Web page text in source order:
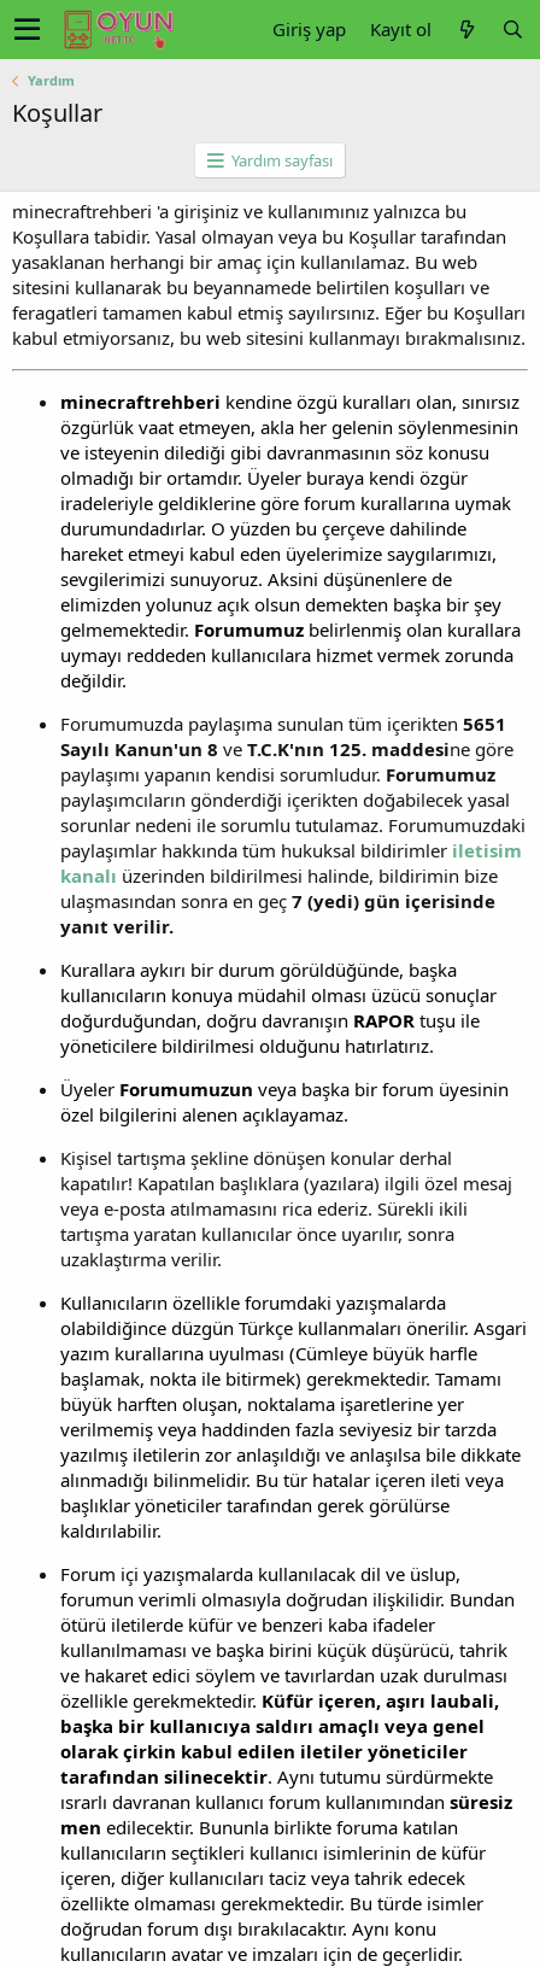
Giriş yap Kayıt ol
Yardım
Koşullar
Yardım sayfası
minecraftrehberi 'a girişiniz ve kullanımınız yalnızca bu
Koşullara tabidir. Yasal olmayan veya bu Koşullar tarafından
yasaklanan herhangi bir amaç için kullanılamaz. Bu web
sitesini kullanarak bu beyannamede belirtilen koşulları ve
feragatleri tamamen kabul etmiş sayılırsınız. Eğer bu Koşulları
kabul etmiyorsanız, bu web sitesini kullanmayı bırakmalısınız.
minecraftrehberi kendine özgü kuralları olan, sınırsız
özgürlük vaat etmeyen, akla her gelenin söylenmesinin
ve isteyenin dilediği gibi davranmasının söz konusu
olmadığı bir ortamdır. Üyeler buraya kendi özgür
iradeleriyle geldiklerine göre forum kurallarına uymak
durumundadırlar. O yüzden bu çerçeve dahilinde
hareket etmeyi kabul eden üyelerimize saygılarımızı,
sevgilerimizi sunuyoruz. Aksini düşünenlere de
elimizden yolunuz açık olsun demekten başka bir şey
gelmemektedir. Forumumuz belirlenmiş olan kurallara
uymayı reddeden kullanıcılara hizmet vermek zorunda
değildir.
Forumumuzda paylaşıma sunulan tüm içerikten 5651
Sayılı Kanun'un 8 ve T.C.K'nın 125. maddesine göre
paylaşımı yapanın kendisi sorumludur. Forumumuz
paylaşımcıların gönderdiği içerikten doğabilecek yasal
sorunlar nedeni ile sorumlu tutulamaz. Forumumuzdaki
paylaşımlar hakkında tüm hukuksal bildirimler iletisim
kanalı üzerinden bildirilmesi halinde, bildirimin bize
ulaşmasından sonra en geç 7 (yedi) gün içerisinde
yanıt verilir.
Kurallara aykırı bir durum görüldüğünde, başka
kullanıcıların konuya müdahil olması üzücü sonuçlar
doğurduğundan, doğru davranışın RAPOR tuşu ile
yöneticilere bildirilmesi olduğunu hatırlatırız.
Üyeler Forumumuzun veya başka bir forum üyesinin
özel bilgilerini alenen açıklayamaz.
Kişisel tartışma şekline dönüşen konular derhal
kapatılır! Kapatılan başlıklara (yazılara) ilgili özel mesaj
veya e-posta atılmamasını rica ederiz. Sürekli ikili
tartışma yaratan kullanıcılar önce uyarılır, sonra
uzaklaştırma verilir.
Kullanıcıların özellikle forumdaki yazışmalarda
olabildiğince düzgün Türkçe kullanmaları önerilir. Asgari
yazım kurallarına uyulması (Cümleye büyük harfle
başlamak, nokta ile bitirmek) gerekmektedir. Tamamı
büyük harften oluşan, noktalama işaretlerine yer
verilmemiş veya haddinden fazla seviyesiz bir tarzda
yazılmış iletilerin zor anlaşıldığı ve anlaşılsa bile dikkate
alınmadığı bilinmelidir. Bu tür hatalar içeren ileti veya
başlıklar yöneticiler tarafından gerek görülürse
kaldırılabilir.
Forum içi yazışmalarda kullanılacak dil ve üslup,
forumun verimli olmasıyla doğrudan ilişkilidir. Bundan
ötürü iletilerde küfür ve benzeri kaba ifadeler
kullanılmaması ve başka birini küçük düşürücü, tahrik
ve hakaret edici söylem ve tavırlardan uzak durulması
özellikle gerekmektedir. Küfür içeren, aşırı laubali,
başka bir kullanıcıya saldırı amaçlı veya genel
olarak çirkin kabul edilen iletiler yöneticiler
tarafından silinecektir. Aynı tutumu sürdürmekte
ısrarlı davranan kullanıcı forum kullanımından süresiz
men edilecektir. Bununla birlikte foruma katılan
kullanıcıların seçtikleri kullanıcı isimlerinin de küfür
içeren, diğer kullanıcıları taciz veya tahrik edecek
özellikte olmaması gerekmektedir. Bu türde isimler
doğrudan forum dışı bırakılacaktır. Aynı konu
kullanıcıların avatar ve imzaları için de geçerlidir.